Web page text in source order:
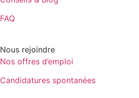
FAQ
Nous rejoindre
Nos offres d’emploi
Candidatures spontanées